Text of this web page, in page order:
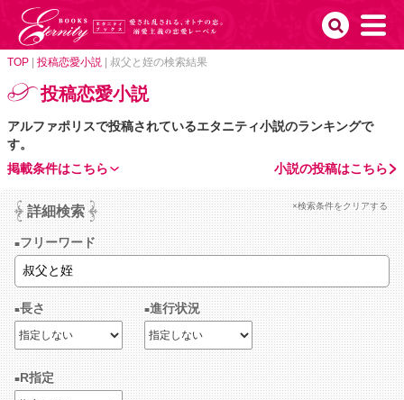
TOP 投稿恋愛小説 叔父と姪の検索結果
投稿恋愛小説
アルファポリスで投稿されているエタニティ小説のランキングで
す。
小説の投稿はこちら
掲載条件はこちら
詳細検索 ×検索条件をクリアする
フリーワード
長さ 進行状況
R指定